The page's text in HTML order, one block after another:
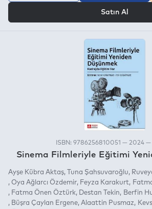
Satın Al
ISBN: 9786256810051 — 2024 —
Sinema Filmleriyle Eğitimi
Ayşe Kübra Aktaş Tuna Şahsuvaroğlu
Oya Ağlarcı Özdemir
Feyza Karakurt
Fatma Önen Öztürk
Destan Tekin
Berfin
Büşra Çaylan Ergene Alaattin Pusmaz